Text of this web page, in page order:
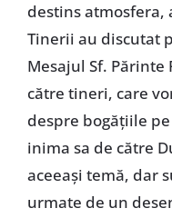
destins atmosfera,
Tinerii au discutat
Mesajul Sf. Părinte
către tineri, care
despre bogăţiile
inima sa de către
aceeaşi temă, dar
urmate de un